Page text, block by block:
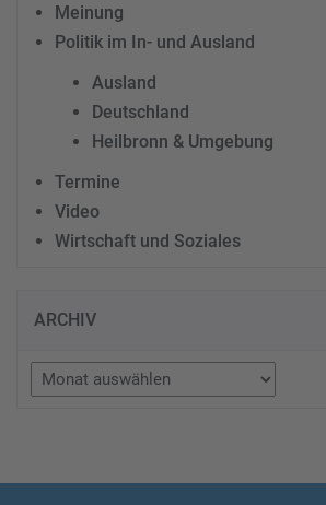
Meinung
Politik im In- und Ausland
Ausland
Deutschland
Heilbronn & Umgebung
Termine
Video
Wirtschaft und Soziales
ARCHIV
Archiv